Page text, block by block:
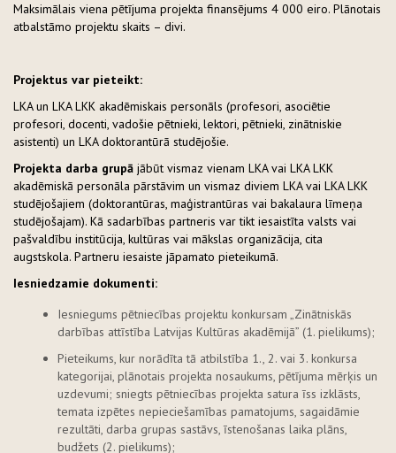
Maksimālais viena pētījuma projekta finansējums 4 000 eiro. Plānotais
atbalstāmo projektu skaits – divi.
Projektus var pieteikt:
LKA un LKA LKK akadēmiskais personāls (profesori, asociētie
profesori, docenti, vadošie pētnieki, lektori, pētnieki, zinātniskie
asistenti) un LKA doktorantūrā studējošie.
Projekta darba grupā jābūt vismaz vienam LKA vai LKA LKK
akadēmiskā personāla pārstāvim un vismaz diviem LKA vai LKA LKK
studējošajiem (doktorantūras, maģistrantūras vai bakalaura līmeņa
studējošajam). Kā sadarbības partneris var tikt iesaistīta valsts vai
pašvaldību institūcija, kultūras vai mākslas organizācija, cita
augstskola. Partneru iesaiste jāpamato pieteikumā.
Iesniedzamie dokumenti:
Iesniegums pētniecības projektu konkursam „Zinātniskās
darbības attīstība Latvijas Kultūras akadēmijā” (1. pielikums);
Pieteikums, kur norādīta tā atbilstība 1., 2. vai 3. konkursa
kategorijai, plānotais projekta nosaukums, pētījuma mērķis un
uzdevumi; sniegts pētniecības projekta satura īss izklāsts,
temata izpētes nepieciešamības pamatojums, sagaidāmie
rezultāti, darba grupas sastāvs, īstenošanas laika plāns,
budžets (2. pielikums);